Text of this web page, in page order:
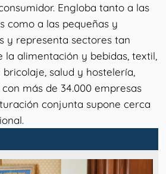
Engloba tanto a las
como a las pequeñas y
y representa sectores tan
la alimentación y bebidas, textil,
salud y hostelería,
más de 34.000 empresas
conjunta supone cerca